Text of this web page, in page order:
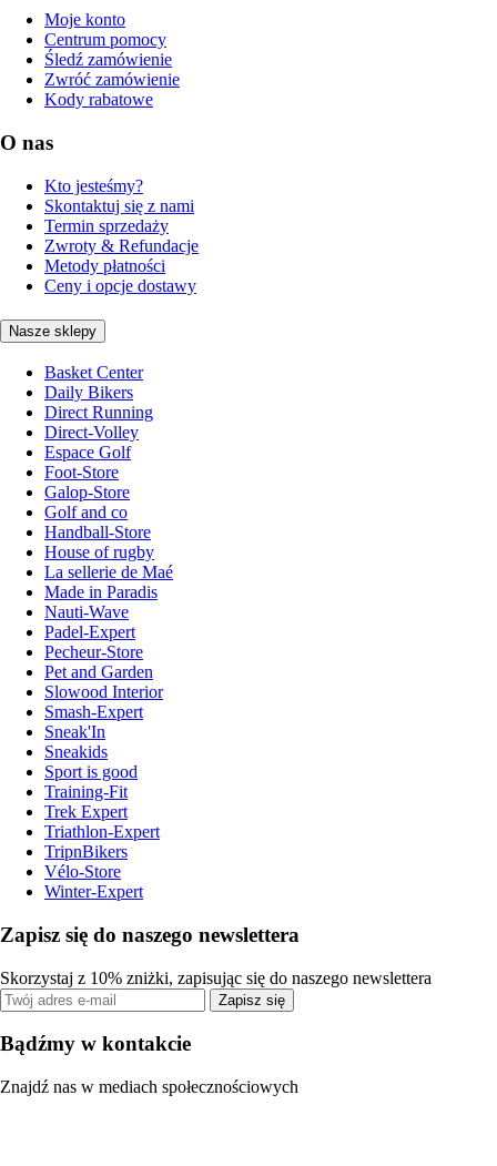
Moje konto
Centrum pomocy
Śledź zamówienie
Zwróć zamówienie
Kody rabatowe
O nas
Kto jesteśmy?
Skontaktuj się z nami
Termin sprzedaży
Zwroty & Refundacje
Metody płatności
Ceny i opcje dostawy
Nasze sklepy
Basket Center
Daily Bikers
Direct Running
Direct-Volley
Espace Golf
Foot-Store
Galop-Store
Golf and co
Handball-Store
House of rugby
La sellerie de Maé
Made in Paradis
Nauti-Wave
Padel-Expert
Pecheur-Store
Pet and Garden
Slowood Interior
Smash-Expert
Sneak'In
Sneakids
Sport is good
Training-Fit
Trek Expert
Triathlon-Expert
TripnBikers
Vélo-Store
Winter-Expert
Zapisz się do naszego newslettera
Skorzystaj z 10% zniżki, zapisując się do naszego newslettera
Zapisz się
Bądźmy w kontakcie
Znajdź nas w mediach społecznościowych